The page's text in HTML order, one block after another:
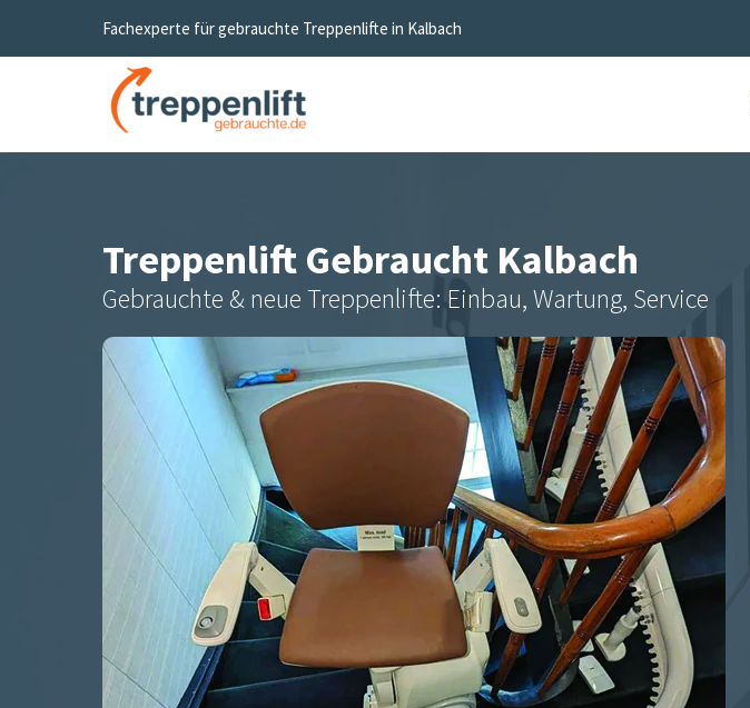
Fachexperte für gebrauchte Treppenlifte in Kalbach
Treppenlift Gebraucht Kalbach
Gebrauchte & neue Treppenlifte: Einbau, Wartung, Service